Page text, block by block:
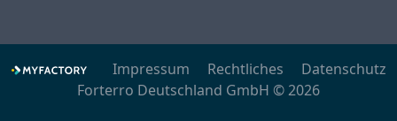
Impressum Rechtliches
Datenschutz
Forterro Deutschland GmbH © 2026